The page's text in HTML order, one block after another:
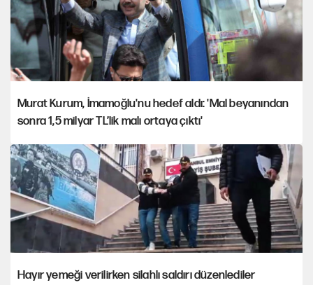
Murat Kurum, İmamoğlu'nu hedef aldı: 'Mal beyanından
sonra 1,5 milyar TL’lik malı ortaya çıktı'
Hayır yemeği verilirken silahlı saldırı düzenlediler